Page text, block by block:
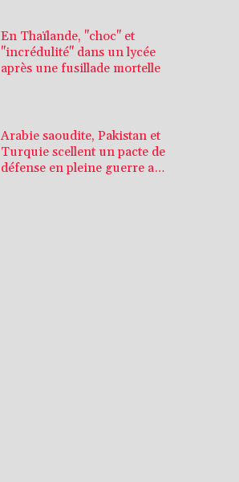
En Thaïlande, "choc" et
"incrédulité" dans un lycée
après une fusillade mortelle
Arabie saoudite, Pakistan et
Turquie scellent un pacte de
défense en pleine guerre au